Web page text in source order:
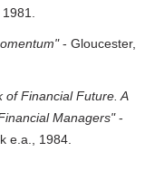
- Gloucester,
of Financial Future. A
Managers"-
e.a., 1984.